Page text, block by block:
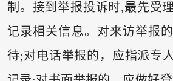
制。接到举报投诉时,最先受
记录相关信息。对来访举报
待;对电话举报的，应指派专